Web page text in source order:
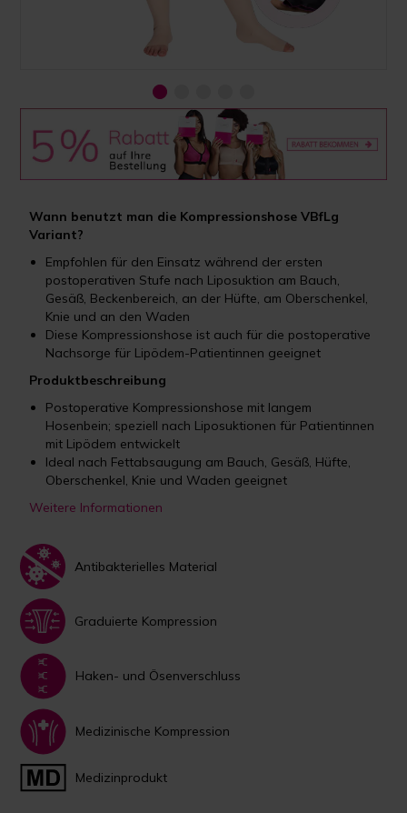
Wann benutzt man die Kompressionshose VBfLg
Variant?
Empfohlen für den Einsatz während der ersten
postoperativen Stufe nach Liposuktion am Bauch,
Gesäß, Beckenbereich, an der Hüfte, am Oberschenkel,
Knie und an den Waden
Diese Kompressionshose ist auch für die postoperative
Nachsorge für Lipödem-Patientinnen geeignet
Produktbeschreibung
Postoperative Kompressionshose mit langem
Hosenbein; speziell nach Liposuktionen für Patientinnen
mit Lipödem entwickelt
Ideal nach Fettabsaugung am Bauch, Gesäß, Hüfte,
Oberschenkel, Knie und Waden geeignet
Weitere Informationen
Antibakterielles Material
Graduierte Kompression
Haken- und Ösenverschluss
Medizinische Kompression
Medizinprodukt